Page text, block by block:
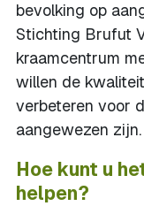
bevolking op
Stichting Brufut
kraamcentrum
willen de
verbeteren voor
aangewezen zijn.
Hoe kunt u
helpen?